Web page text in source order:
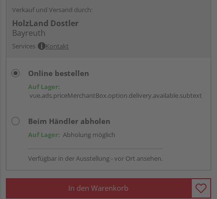
Verkauf und Versand durch:
HolzLand Dostler
Bayreuth
Services Kontakt
Online bestellen
Auf Lager:
vue.ads.priceMerchantBox.option.delivery.available.subtext
Beim Händler abholen
Auf Lager: Abholung möglich
Verfügbar in der Ausstellung - vor Ort ansehen.
In den Warenkorb